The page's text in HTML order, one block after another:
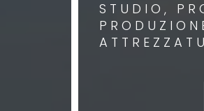
STUDIO,